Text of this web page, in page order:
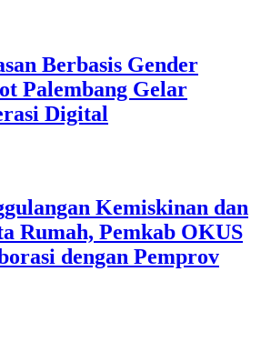
Berbasis Gender
Palembang Gelar
Digital
Kemiskinan dan
Rumah, Pemkab OKUS
dengan Pemprov